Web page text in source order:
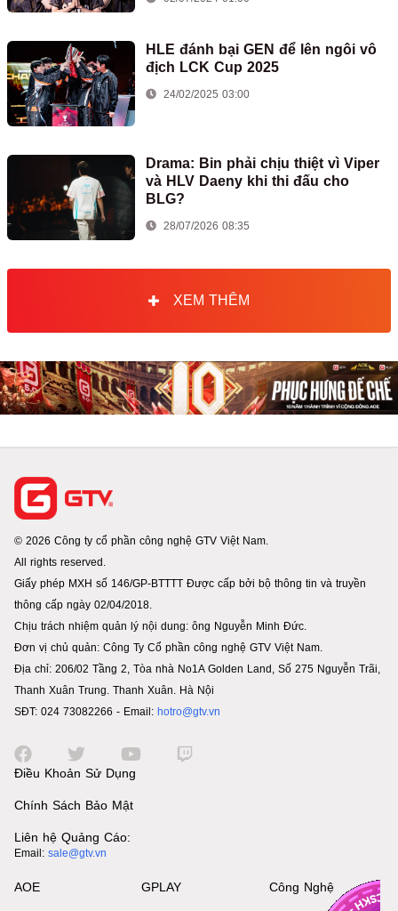
HLE đánh bại GEN để lên ngôi vô
địch LCK Cup 2025
24/02/2025 03:00
Drama: Bin phải chịu thiệt vì Viper
và HLV Daeny khi thi đấu cho
BLG?
28/07/2026 08:35
XEM THÊM
© 2026 Công ty cổ phần công nghệ GTV Việt Nam.
All rights reserved.
Giấy phép MXH số 146/GP-BTTTT Được cấp bởi bộ thông tin và truyền
thông cấp ngày 02/04/2018.
Chịu trách nhiệm quản lý nội dung: ông Nguyễn Minh Đức.
Đơn vị chủ quản: Công Ty Cổ phần công nghệ GTV Việt Nam.
Địa chỉ: 206/02 Tầng 2, Tòa nhà No1A Golden Land, Số 275 Nguyễn Trãi,
Thanh Xuân Trung. Thanh Xuân. Hà Nội
SĐT: 024 73082266 - Email: hotro@gtv.vn
Điều Khoản Sử Dụng
Chính Sách Bảo Mật
Liên hệ Quảng Cáo:
Email: sale@gtv.vn
AOE GPLAY Công Nghệ